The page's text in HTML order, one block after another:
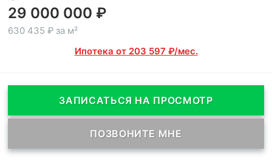
29 000 000 ₽
630 435 ₽ за м²
Ипотека от 203 597 ₽/мес.
ЗАПИСАТЬСЯ НА ПРОСМОТР
ПОЗВОНИТЕ МНЕ